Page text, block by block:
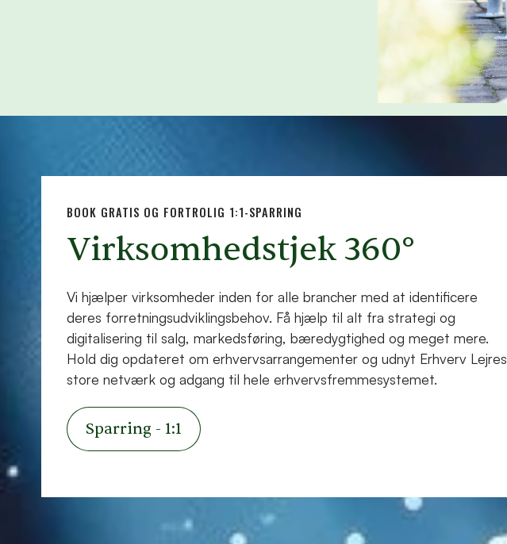
BOOK GRATIS OG FORTROLIG 1:1-SPARRING
Virksomhedstjek 360°
Vi hjælper virksomheder inden for alle brancher med at identificere
deres forretningsudviklingsbehov. Få hjælp til alt fra strategi og
digitalisering til salg, markedsføring, bæredygtighed og meget mere.
Hold dig opdateret om erhvervsarrangementer og udnyt Erhverv Lejres
store netværk og adgang til hele erhvervsfremmesystemet.
Sparring - 1:1